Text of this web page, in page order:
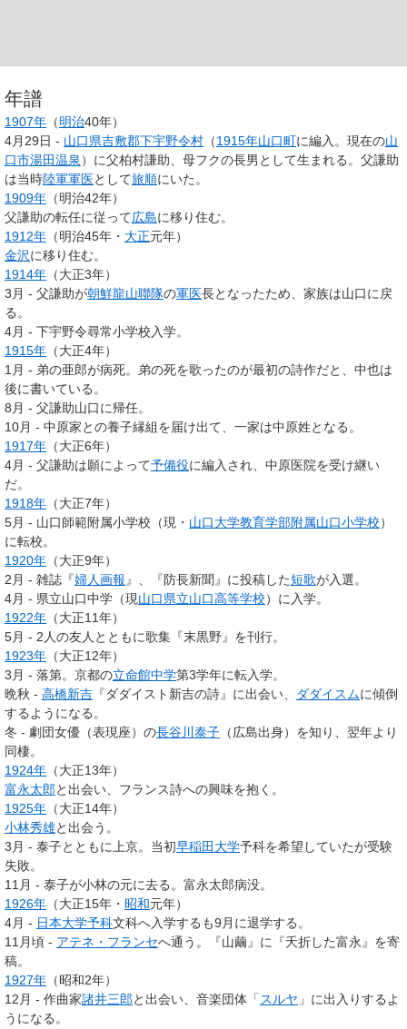
年譜
1907年 （明治40年）
4月29日 - 山口県吉敷郡下宇野令村 （1915年山口町に編入。現在の山
口市湯田温泉）に父柏村謙助、母フクの長男として生まれる。父謙助
は当時陸軍軍医として旅順にいた。
1909年 （明治42年）
父謙助の転任に従って広島に移り住む。
1912年 （明治45年・ 大正元年）
金沢に移り住む。
1914年 （大正3年）
3月 - 父謙助が朝鮮龍山聯隊の軍医長となったため、家族は山口に戻
る。
4月 - 下宇野令尋常小学校入学。
1915年 （大正4年）
1月 - 弟の亜郎が病死。弟の死を歌ったのが最初の詩作だと、中也は
後に書いている。
8月 - 父謙助山口に帰任。
10月 - 中原家との養子縁組を届け出て、一家は中原姓となる。
1917年 （大正6年）
4月 - 父謙助は願によって予備役に編入され、中原医院を受け継い
だ。
1918年 （大正7年）
5月 - 山口師範附属小学校（現・ 山口大学教育学部附属山口小学校）
に転校。
1920年 （大正9年）
2月 - 雑誌『婦人画報』、『防長新聞』に投稿した短歌が入選。
4月 - 県立山口中学（現山口県立山口高等学校）に入学。
1922年 （大正11年）
5月 - 2人の友人とともに歌集『末黒野』を刊行。
1923年 （大正12年）
3月 - 落第。京都の立命館中学第3学年に転入学。
晩秋 - 高橋新吉 『ダダイスト新吉の詩』に出会い、 ダダイスムに傾倒
するようになる。
冬 - 劇団女優（表現座）の長谷川泰子 （広島出身）を知り、翌年より
同棲。
1924年 （大正13年）
富永太郎と出会い、フランス詩への興味を抱く。
1925年 （大正14年）
小林秀雄と出会う。
3月 - 泰子とともに上京。当初早稲田大学予科を希望していたが受験
失敗。
11月 - 泰子が小林の元に去る。富永太郎病没。
1926年 （大正15年・ 昭和元年）
4月 - 日本大学予科文科へ入学するも9月に退学する。
11月頃 - アテネ・フランセへ通う。『山繭』に『夭折した富永』を寄
稿。
1927年 （昭和2年）
12月 - 作曲家諸井三郎と出会い、音楽団体「スルヤ 」に出入りするよ
うになる。